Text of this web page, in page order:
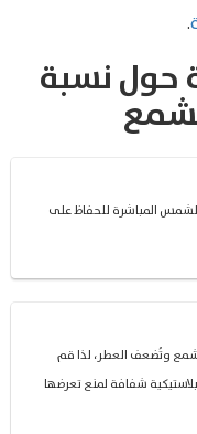
.
حول نسبة
المباشرة للحفاظ على
وتُضعف العطر، لذا قم
شفافة لمنع تعرضها